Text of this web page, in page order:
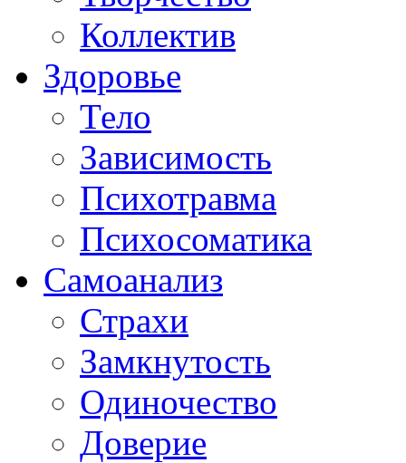
Коллектив
Здоровье
Тело
Зависимость
Психотравма
Психосоматика
Самоанализ
Страхи
Замкнутость
Одиночество
Доверие